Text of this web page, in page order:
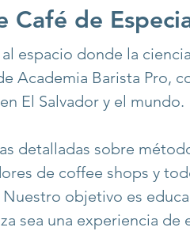
Café de
espacio donde la
Academia Barista Pro,
El Salvador y el mundo.
detalladas sobre
de coffee shops y
objetivo es
sea una experiencia de